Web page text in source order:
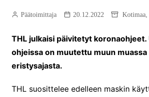
Päätoimittaja 20.12.2022 Kotimaa,
THL julkaisi päivitetyt koronaohjeet.
ohjeissa on muutettu muun
eristysajasta.
THL suosittelee edelleen maskin